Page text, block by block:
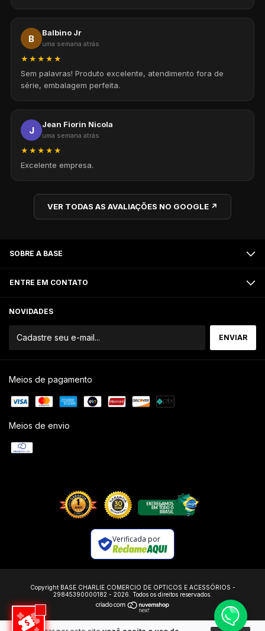
B
Balbino Jr
uma semana atrás
★★★★★
Sem palavras! Produto excelente, atendimento fora de
série, embalagem perfeita.
J
Jean Fiorin Nicola
uma semana atrás
★★★★★
Excelente empresa.
VER TODAS AS AVALIAÇÕES NO GOOGLE ↗
SOBRE A BASE
ENTRE EM CONTATO
NOVIDADES
Meios de pagamento
Meios de envio
Verificada por
Copyright BASE CHARLIE COMERCIO DE OPTICOS E ACESSÓRIOS -
29845390000182 - 2026. Todos os direitos reservados.